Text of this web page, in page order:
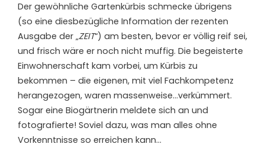
Der gewöhnliche Gartenkürbis schmecke übrigens
(so eine diesbezügliche Information der rezenten
Ausgabe der „ZEIT“) am besten, bevor er völlig reif sei,
und frisch wäre er noch nicht muffig. Die begeisterte
Einwohnerschaft kam vorbei, um Kürbis zu
bekommen – die eigenen, mit viel Fachkompetenz
herangezogen, waren massenweise…verkümmert.
Sogar eine Biogärtnerin meldete sich an und
fotografierte! Soviel dazu, was man alles ohne
Vorkenntnisse so erreichen kann…